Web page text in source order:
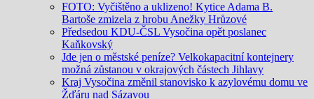
FOTO: Vyčištěno a uklizeno! Kytice Adama B.
Bartoše zmizela z hrobu Anežky Hrůzové
Předsedou KDU-ČSL Vysočina opět poslanec
Kaňkovský
Jde jen o městské peníze? Velkokapacitní kontejnery
možná zůstanou v okrajových částech Jihlavy
Kraj Vysočina změnil stanovisko k azylovému domu ve
Žďáru nad Sázavou